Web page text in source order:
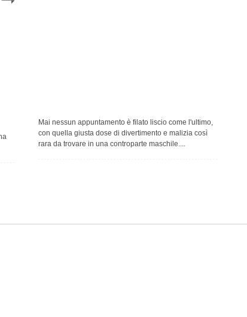
Mai nessun appuntamento è filato liscio come l'ultimo,
con quella giusta dose di divertimento e malizia così
rara da trovare in una controparte maschile....